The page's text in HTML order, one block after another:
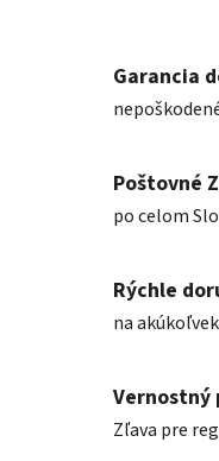
Garancia
Poštovné
po celom
Rýchle
na
Vernostný
Zľava pre